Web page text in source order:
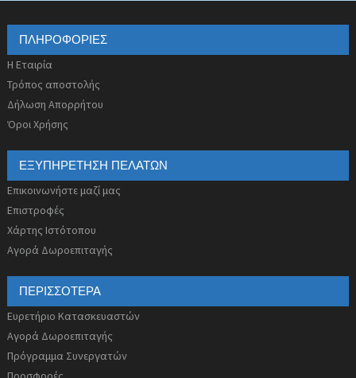
ΠΛΗΡΟΦΟΡΊΕΣ
Η Εταιρία
Τρόπος αποστολής
Δήλωση Απορρήτου
Όροι Χρήσης
ΕΞΥΠΗΡΈΤΗΣΗ ΠΕΛΑΤΏΝ
Επικοινωνήστε μαζί μας
Επιστροφές
Χάρτης Ιστότοπου
Αγορά Δωροεπιταγής
ΠΕΡΙΣΣΌΤΕΡΑ
Ευρετήριο Κατασκευαστών
Αγορά Δωροεπιταγής
Πρόγραμμα Συνεργατών